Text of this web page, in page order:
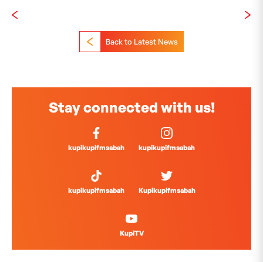
Back to Latest News
Stay connected with us!
kupikupifmsabah kupikupifmsabah
kupikupifmsabah Kupikupifmsabah
KupiTV